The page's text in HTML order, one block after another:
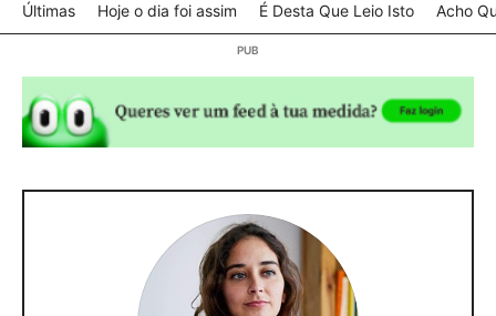
Últimas Hoje o dia foi assim É Desta Que Leio Isto Acho